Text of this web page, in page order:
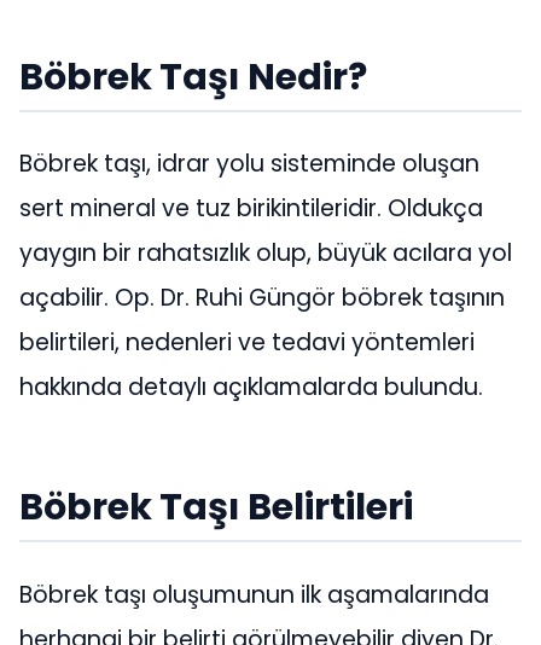
Böbrek Taşı Nedir?
Böbrek taşı, idrar yolu sisteminde oluşan
sert mineral ve tuz birikintileridir. Oldukça
yaygın bir rahatsızlık olup, büyük acılara yol
açabilir. Op. Dr. Ruhi Güngör böbrek taşının
belirtileri, nedenleri ve tedavi yöntemleri
hakkında detaylı açıklamalarda bulundu.
Böbrek Taşı Belirtileri
Böbrek taşı oluşumunun ilk aşamalarında